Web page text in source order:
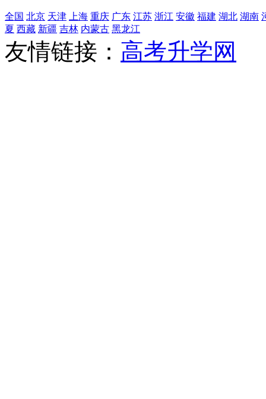
全国 北京 天津 上海 重庆 广东 江苏 浙江 安徽 福建 湖北 湖南
夏 西藏 新疆 吉林 内蒙古 黑龙江
友情链接： 高考升学网